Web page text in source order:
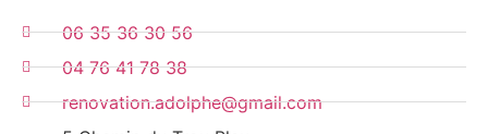
06 35 36 30 56
04 76 41 78 38
renovation.adolphe@gmail.com